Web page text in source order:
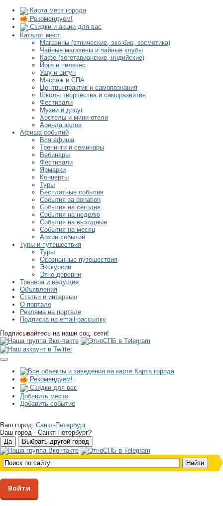
Карта мест города
Рекомендуем!
Скидки и акции для вас
Каталог мест
Магазины (этнические, эко-био, косметика)
Чайные магазины и чайные клубы
Кафе (вегетарианские, индийские)
Йога и пилатес
Ушу и цигун
Массаж и СПА
Центры практик и самопознания
Школы творчества и саморазвития
Фестивали
Музеи и досуг
Хостелы и мини-отели
Аренда залов
Афиша событий
Вся афиша
Тренинги и семинары
Вебинары
Фестивали
Ярмарки
Концерты
Туры
Бесплатные события
События за donation
События на сегодня
События на неделю
События на выходные
События на месяц
Архив событий
Туры и путешествия
Туры
Осознанные путешествия
Экскурсии
Этно-деревни
Тренера и ведущие
Объявления
Статьи и интервью
О портале
Реклама на портале
Подписка на email-рассылку
Подписывайтесь на наши соц. сети!
Карта города
Рекомендуем!
Скидки для вас
Добавить место
Добавить событие
Ваш город: Санкт-Петербург
Ваш город - Санкт-Петербург?
Войти